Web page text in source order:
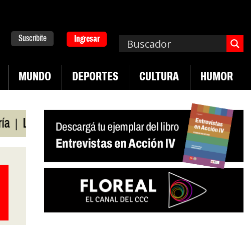
Suscribite Ingresar
MUNDO DEPORTES CULTURA HUMOR
Emergencia en salud mental | Los 43